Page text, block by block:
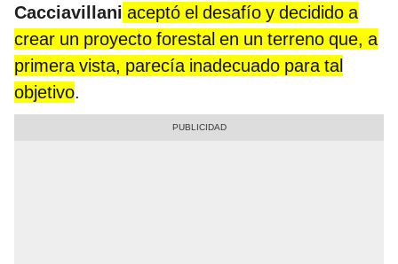
Cacciavillani aceptó el desafío y decidido a
crear un proyecto forestal en un terreno que, a
primera vista, parecía inadecuado para tal
objetivo.